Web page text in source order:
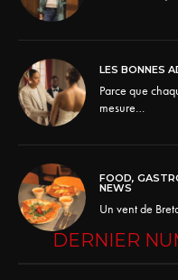
LES BONNES
Parce que
mesure…
FOOD,
NEWS
Un vent de
DERNIER